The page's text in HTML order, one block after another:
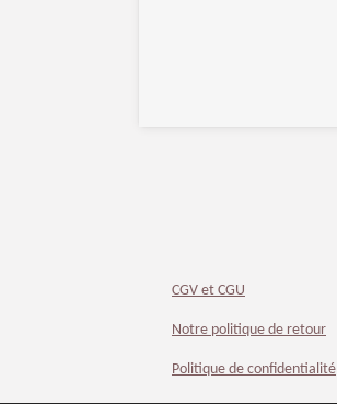
CGV et CGU
Notre politique de retour
Politique de confidentialité